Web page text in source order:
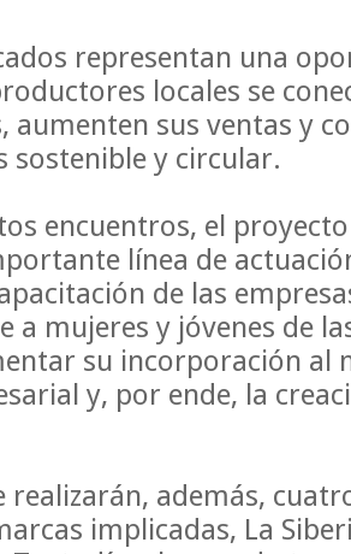
representan una
locales se
aumenten sus ventas y
sostenible y circular.
encuentros, el
línea de
de las
a mujeres y jóvenes de
su incorporación al
y, por ende, la
realizarán, además,
implicadas, La